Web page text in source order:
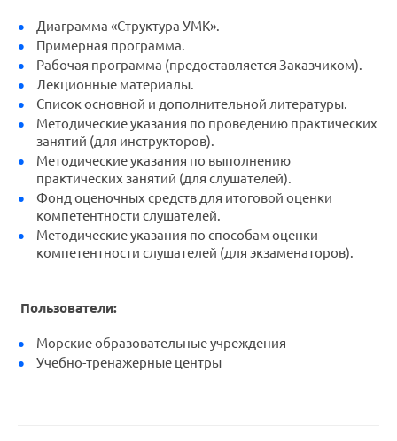
Диаграмма «Структура УМК».
Примерная программа.
Рабочая программа (предоставляется Заказчиком).
Лекционные материалы.
Список основной и дополнительной литературы.
Методические указания по проведению практических
занятий (для инструкторов).
Методические указания по выполнению
практических занятий (для слушателей).
Фонд оценочных средств для итоговой оценки
компетентности слушателей.
Методические указания по способам оценки
компетентности слушателей (для экзаменаторов).
Пользователи:
Морские образовательные учреждения
Учебно-тренажерные центры